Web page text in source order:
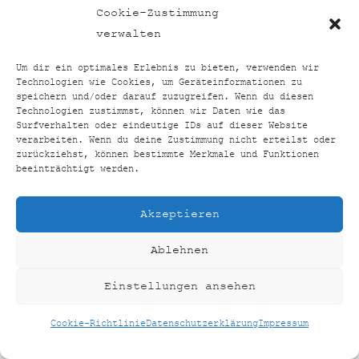
Cookie-Zustimmung
verwalten
Um dir ein optimales Erlebnis zu bieten, verwenden wir
Technologien wie Cookies, um Geräteinformationen zu
speichern und/oder darauf zuzugreifen. Wenn du diesen
Technologien zustimmst, können wir Daten wie das
Surfverhalten oder eindeutige IDs auf dieser Website
verarbeiten. Wenn du deine Zustimmung nicht erteilst oder
zurückziehst, können bestimmte Merkmale und Funktionen
beeinträchtigt werden.
Akzeptieren
Ablehnen
Einstellungen ansehen
Cookie-RichtlinieDatenschutzerklärungImpressum
BACK
TO
TOP
TOP24VERGLEICH
FACEBOOKINSTAGRAM
HOME SHOP KONTAKT
IMPRESSUM
DATENSCHUTZERKLÄRUNG
COOKIE-RICHTLINIE (EU)
CREATED BYAUSEINERHAND